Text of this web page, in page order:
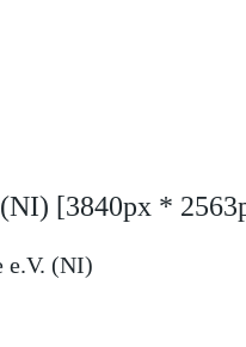
[3840px *
e.V. (NI)